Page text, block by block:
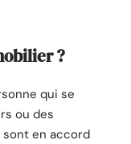
?
qui se
ou des
en accord